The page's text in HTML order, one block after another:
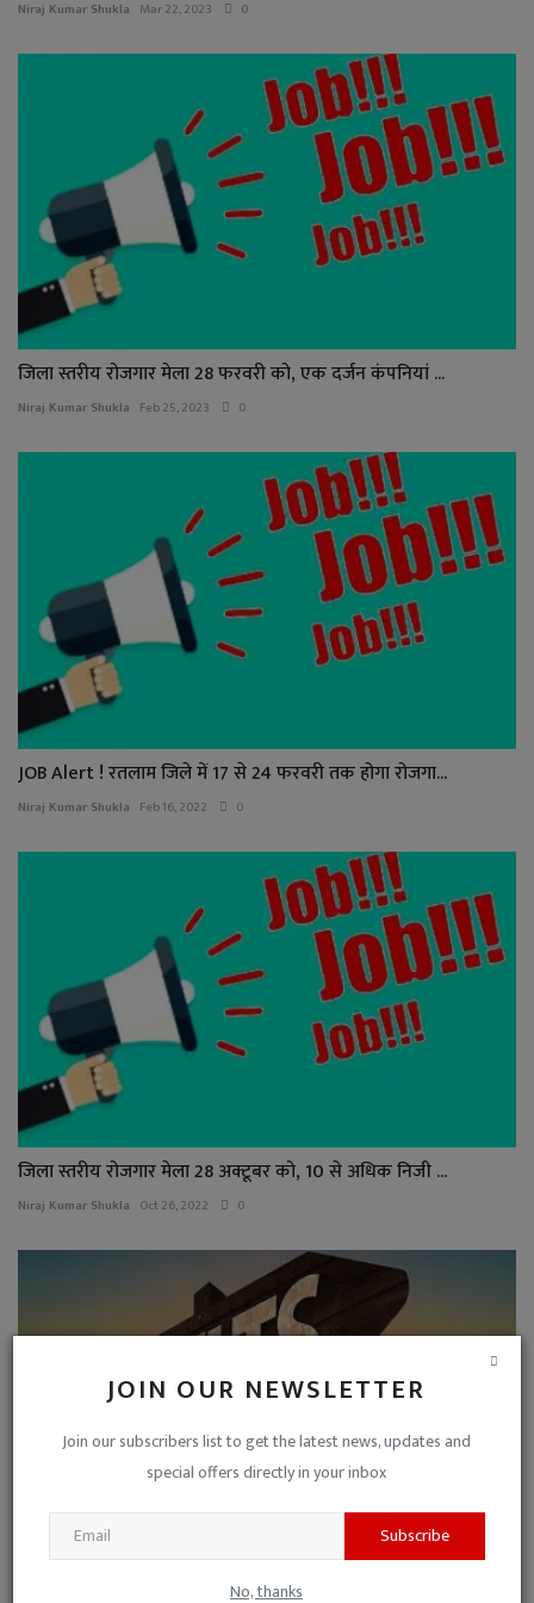
JOIN OUR NEWSLETTER
Join our subscribers list to get the latest news, updates and
special offers directly in your inbox
Subscribe
No, thanks
Niraj Kumar Shukla Mar 22, 2023 0
जिला स्तरीय रोजगार मेला 28 फरवरी को, एक दर्जन कंपनियां ...
Niraj Kumar Shukla Feb 25, 2023 0
JOB Alert ! रतलाम जिले में 17 से 24 फरवरी तक होगा रोजगा...
Niraj Kumar Shukla Feb 16, 2022 0
जिला स्तरीय रोजगार मेला 28 अक्टूबर को, 10 से अधिक निजी ...
Niraj Kumar Shukla Oct 26, 2022 0